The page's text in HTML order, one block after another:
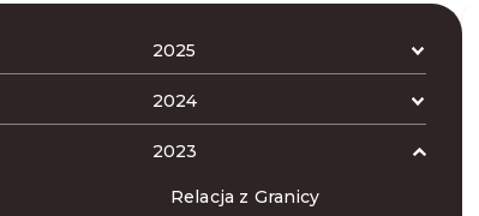
2025
2024
2023
Relacja z Granicy